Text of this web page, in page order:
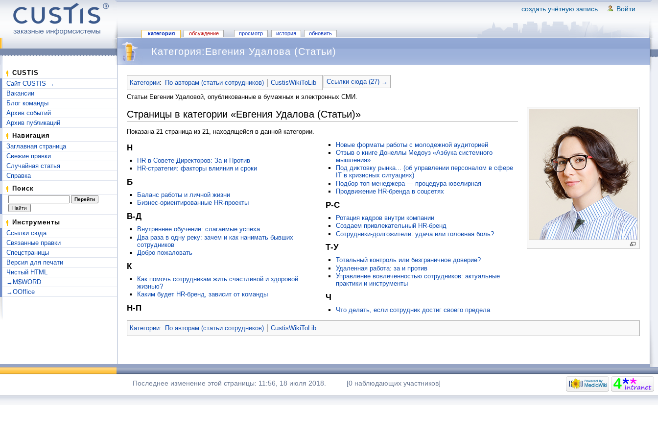
создать учётную запись Войти
категория обсуждение просмотр история обновить
CUSTIS
Сайт CUSTIS →
Вакансии
Блог команды
Архив событий
Архив публикаций
Навигация
Заглавная страница
Свежие правки
Случайная статья
Справка
Поиск
Инструменты
Ссылки сюда
Связанные правки
Спецстраницы
Версия для печати
Чистый HTML
→M$WORD
→OOffice
Категория:Евгения Удалова (Статьи)
Категории: По авторам (статьи сотрудников) CustisWikiToLib Ссылки сюда (27) →
Статьи Евгении Удаловой, опубликованные в бумажных и электронных СМИ.
Страницы в категории «Евгения Удалова (Статьи)»
Показана 21 страница из 21, находящейся в данной категории.
H
HR в Совете Директоров: За и Против
HR-стратегия: факторы влияния и сроки
Б
Баланс работы и личной жизни
Бизнес-ориентированные HR-проекты
В-Д
Внутреннее обучение: слагаемые успеха
Два раза в одну реку: зачем и как нанимать бывших
сотрудников
Добро пожаловать
К
Как помочь сотрудникам жить счастливой и здоровой
жизнью?
Каким будет HR-бренд, зависит от команды
Н-П
Новые форматы работы с молодежной аудиторией
Отзыв о книге Донеллы Медоуз «Азбука системного
мышления»
Под диктовку рынка... (об управлении персоналом в сфере
IT в кризисных ситуациях)
Подбор топ-менеджера — процедура ювелирная
Продвижение HR-бренда в соцсетях
Р-С
Ротация кадров внутри компании
Создаем привлекательный HR-бренд
Сотрудники-долгожители: удача или головная боль?
Т-У
Тотальный контроль или безграничное доверие?
Удаленная работа: за и против
Управление вовлеченностью сотрудников: актуальные
практики и инструменты
Ч
Что делать, если сотрудник достиг своего предела
Категории: По авторам (статьи сотрудников) CustisWikiToLib
Последнее изменение этой страницы: 11:56, 18 июля 2018. [0 наблюдающих участников]